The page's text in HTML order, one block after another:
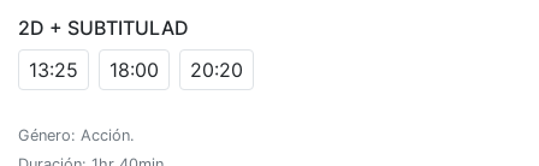
2D + SUBTITULAD
13:25
18:00 20:20
Género: Acción.